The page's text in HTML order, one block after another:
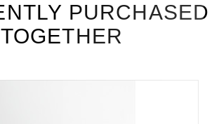
PURCHASED
TOGETHER